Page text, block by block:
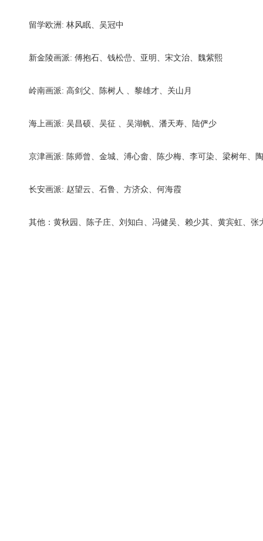
留学欧洲: 林风眠、吴冠中
新金陵画派: 傅抱石、钱松嵒、亚明、宋文治、魏紫熙
岭南画派: 高剑父、陈树人 、黎雄才、关山月
海上画派: 吴昌硕、吴征 、吴湖帆、潘天寿、陆俨少
京津画派: 陈师曾、金城、溥心畬、陈少梅、李可染、梁树年、
长安画派: 赵望云、石鲁、方济众、何海霞
其他：黄秋园、陈子庄、刘知白、冯健吴、赖少其、黄宾虹、张